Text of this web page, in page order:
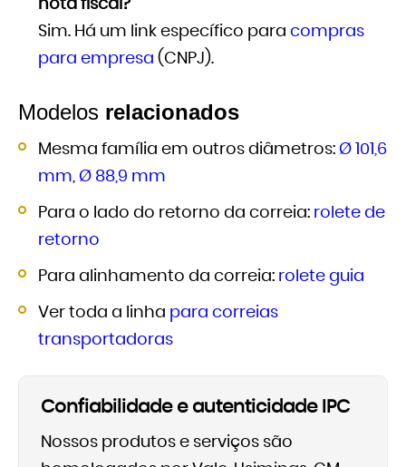
nota fiscal?
Sim. Há um link específico para compras
para empresa (CNPJ).
Modelos relacionados
Mesma família em outros diâmetros: Ø 101,6
mm, Ø 88,9 mm
Para o lado do retorno da correia: rolete de
retorno
Para alinhamento da correia: rolete guia
Ver toda a linha para correias
transportadoras
Confiabilidade e autenticidade IPC
Nossos produtos e serviços são